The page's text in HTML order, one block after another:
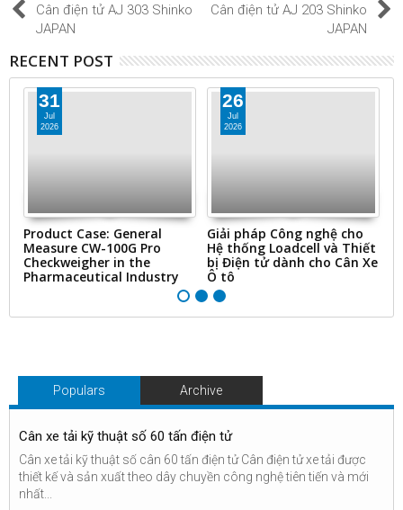
Cân điện tử AJ 303 Shinko
JAPAN
Cân điện tử AJ 203 Shinko
JAPAN
RECENT POST
31
Jul
2026
Product Case: General
Measure CW-100G Pro
Checkweigher in the
Pharmaceutical Industry
26
Jul
2026
Giải pháp Công nghệ cho
Hệ thống Loadcell và Thiết
bị Điện tử dành cho Cân Xe
Ô tô
Populars Archive
Cân xe tải kỹ thuật số 60 tấn điện tử
Cân xe tải kỹ thuật số cân 60 tấn điện tử Cân điện tử xe tải được
thiết kế và sản xuất theo dây chuyền công nghệ tiên tiến và mới
nhất...